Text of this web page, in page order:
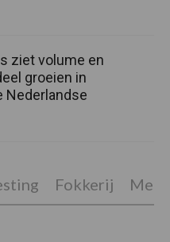
ziet volume en
groeien in
Nederlandse
Fokkerij